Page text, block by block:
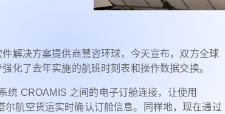
解决方案提供商慧咨环球，今天宣布，双方全球
化了去年实施的航班时刻表和操作数据交换。
统 CROAMIS 之间的电子订舱连接，让使用
航空货运实时确认订舱信息。同样地，现在通过